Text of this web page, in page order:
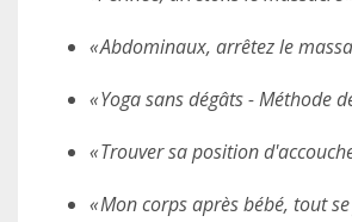
« Abdominaux, arrêtez le
« Yoga sans dégâts - Méthode
« Trouver sa position
« Mon corps après bébé, tout